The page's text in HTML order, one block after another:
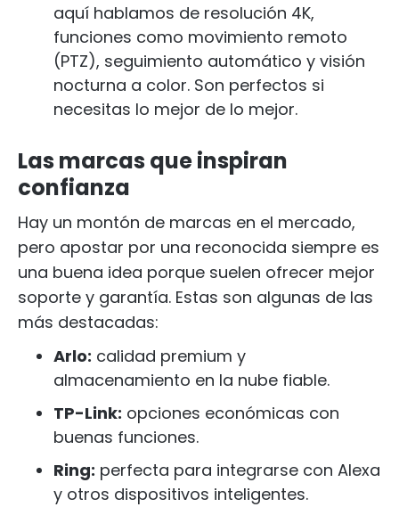
aquí hablamos de resolución 4K,
funciones como movimiento remoto
(PTZ), seguimiento automático y visión
nocturna a color. Son perfectos si
necesitas lo mejor de lo mejor.
Las marcas que inspiran
confianza
Hay un montón de marcas en el mercado,
pero apostar por una reconocida siempre es
una buena idea porque suelen ofrecer mejor
soporte y garantía. Estas son algunas de las
más destacadas:
Arlo: calidad premium y
almacenamiento en la nube fiable.
TP-Link: opciones económicas con
buenas funciones.
Ring: perfecta para integrarse con Alexa
y otros dispositivos inteligentes.